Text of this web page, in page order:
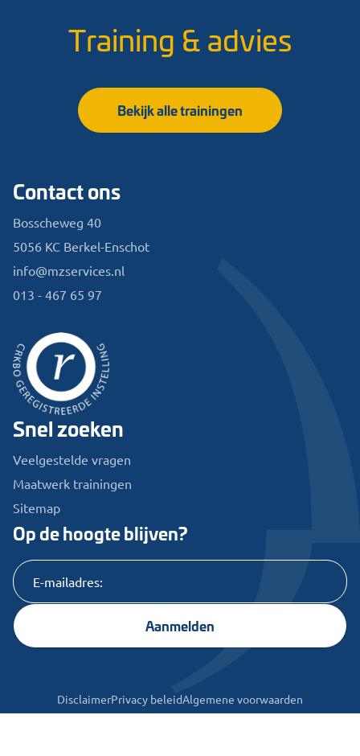
Training & advies
Bekijk alle trainingen
Contact ons
Bosscheweg 40
5056 KC Berkel-Enschot
info@mzservices.nl
013 - 467 65 97
Snel zoeken
Veelgestelde vragen
Maatwerk trainingen
Sitemap
Op de hoogte blijven?
Aanmelden
DisclaimerPrivacy beleidAlgemene voorwaarden